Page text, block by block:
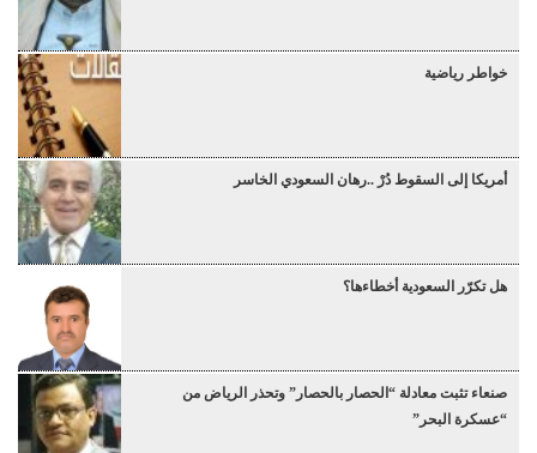
خواطر رياضية
أمريكا إلى السقوط دُرْ ..رهان السعودي الخاسر
هل تكرّر السعودية أخطاءها؟
صنعاء تثبت معادلة “الحصار بالحصار” وتحذر الرياض من
“عسكرة البحر”